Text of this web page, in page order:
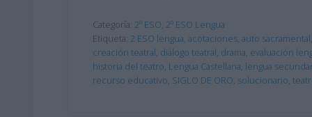
Categoría: 2º ESO, 2º ESO Lengua
Etiqueta: 2 ESO lengua, acotaciones, auto sacramental,
creación teatral, diálogo teatral, drama, evaluación
historia del teatro, Lengua Castellana, lengua
recurso educativo, SIGLO DE ORO, solucionario,